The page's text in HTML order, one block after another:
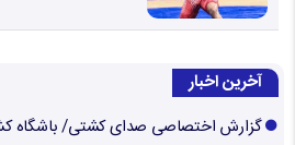
آخرین اخبار
گزارش اختصاصی صدای کشتی/ باشگاه